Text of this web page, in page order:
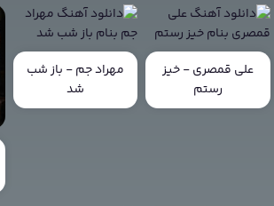
علی قمصری - خیز
رستم
مهراد جم - باز شب
شد